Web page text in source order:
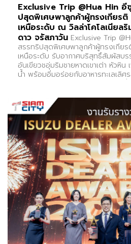
Exclusive Trip @Hua Hin
ปสุดพิเศษพาลูกค้าผู้ทรงเกียร
เหนือระดับ ณ วิลล่าโคโลเนียลริ
ดาว จรัสภาวัน Exclusive Trip
สรรทริปสุดพิเศษพาลูกค้าผู้ทรงเกีย
เหนือระดับ รับอากาศบริสุทธิ์สัมผัสบร
อันเขียวชอุ่มริมชายหาดเขาเต่า หัวหิ
น้ำ พร้อมอิ่มอร่อยกับอาหารทะเลเลิศ
ความสุขและความทรงจำดีๆ ไปด้วยกัน
ของท่าน คือกำลังใจที่สำคัญของเราเ